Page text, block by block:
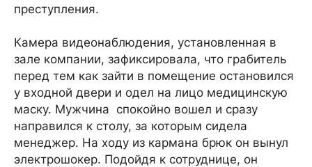
преступления.
Камера видеонаблюдения, установленная в
зале компании, зафиксировала, что грабитель
перед тем как зайти в помещение остановился
у входной двери и одел на лицо медицинскую
маску. Мужчина спокойно вошел и сразу
направился к столу, за которым сидела
менеджер. На ходу из кармана брюк он вынул
электрошокер. Подойдя к сотруднице, он